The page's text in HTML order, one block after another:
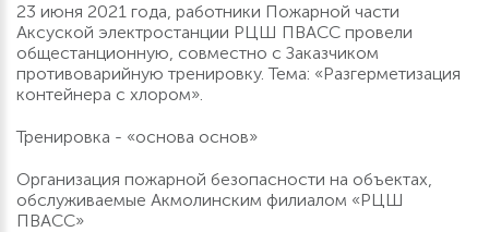
23 июня 2021 года, работники Пожарной части
Аксуской электростанции РЦШ ПВАСС провели
общестанционную, совместно с Заказчиком
противоварийную тренировку. Тема: «Разгерметизация
контейнера с хлором».
Тренировка - «основа основ»
Организация пожарной безопасности на объектах,
обслуживаемые Акмолинским филиалом «РЦШ
ПВАСС»